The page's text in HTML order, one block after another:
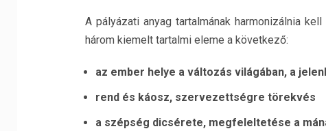
A pályázati anyag tartalmának harmonizálnia
három kiemelt tartalmi eleme a következő:
az ember helye a változás világában, a
rend és káosz, szervezettségre törekvés
a szépség dicsérete, megfeleltetése a